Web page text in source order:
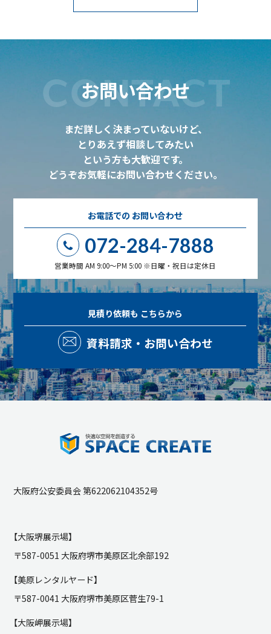
お問い合わせ
CONTACT
まだ詳しく決まっていないけど、
とりあえず相談してみたい
という方も大歓迎です。
どうぞお気軽にお問い合わせください。
お電話での お問い合わせ
072-284-7888
営業時間 AM 9:00～PM 5:00 ※日曜・祝日は定休日
見積り依頼も こちらから
資料請求・お問い合わせ
大阪府公安委員会 第622062104352号
【大阪堺展示場】
〒587-0051 大阪府堺市美原区北余部192
【美原レンタルヤード】
〒587-0041 大阪府堺市美原区菅生79-1
【大阪岬展示場】